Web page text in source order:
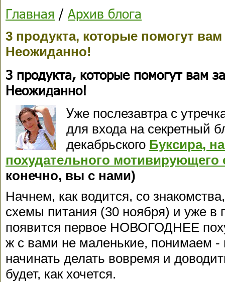
Главная / Архив блога
3 продукта, которые помогут
Неожиданно!
3 продукта, которые помогут вам
Неожиданно!
Уже послезавтра с
для входа на секретный
декабрьского Буксира,
похудательного мотивирующего
конечно, вы с нами)
Начнем, как водится, со
схемы питания (30 ноября) и уже в
появится первое НОВОГОДНЕЕ
ж с вами не маленькие, понимаем
начинать делать вовремя и
будет, как хочется.